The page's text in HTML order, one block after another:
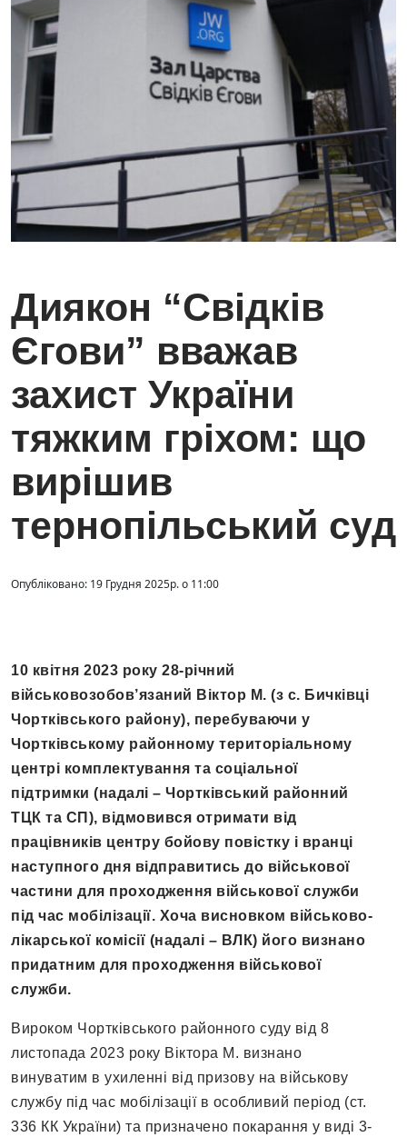
Диякон “Свідків
Єгови” вважав
захист України
тяжким гріхом: що
вирішив
тернопільський суд
Опубліковано: 19 Грудня 2025р. о 11:00
10 квітня 2023 року 28-річний
військовозобов’язаний Віктор М. (з с. Бичківці
Чортківського району), перебуваючи у
Чортківському районному територіальному
центрі комплектування та соціальної
підтримки (надалі – Чортківський районний
ТЦК та СП), відмовився отримати від
працівників центру бойову повістку і вранці
наступного дня відправитись до військової
частини для проходження військової служби
під час мобілізації. Хоча висновком військово-
лікарської комісії (надалі – ВЛК) його визнано
придатним для проходження військової
служби.
Вироком Чортківського районного суду від 8
листопада 2023 року Віктора М. визнано
винуватим в ухиленні від призову на військову
службу під час мобілізації в особливий період (ст.
336 КК України) та призначено покарання у виді 3-